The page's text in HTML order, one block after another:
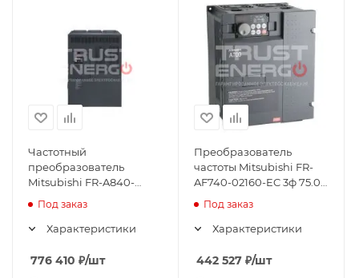
Частотный
преобразователь
Mitsubishi FR-A840-
380В
Под заказ
Характеристики
776 410 ₽/шт
Преобразователь
частоты Mitsubishi FR-
AF740-02160-EC 3ф 75.0A
Под заказ
Характеристики
442 527 ₽/шт